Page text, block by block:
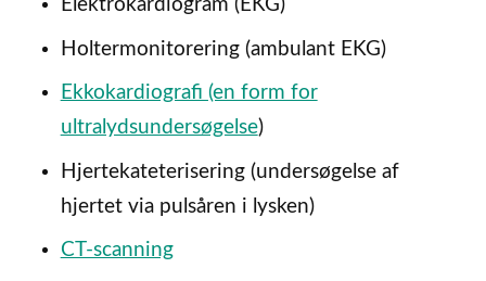
Elektrokardiogram (EKG)
Holtermonitorering (ambulant EKG)
Ekkokardiografi (en form for
ultralydsundersøgelse)
Hjertekateterisering (undersøgelse af
hjertet via pulsåren i lysken)
CT-scanning